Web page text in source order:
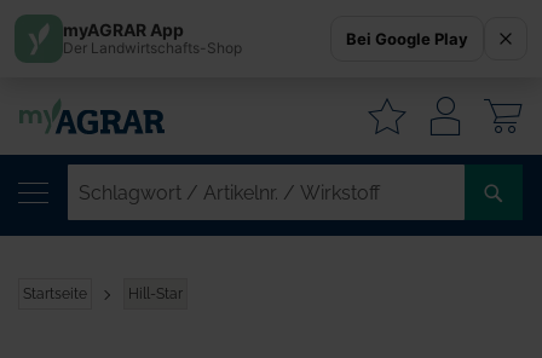
Startseite Hill-Star
myAGRAR App
Der Landwirtschafts-Shop Bei Google Play